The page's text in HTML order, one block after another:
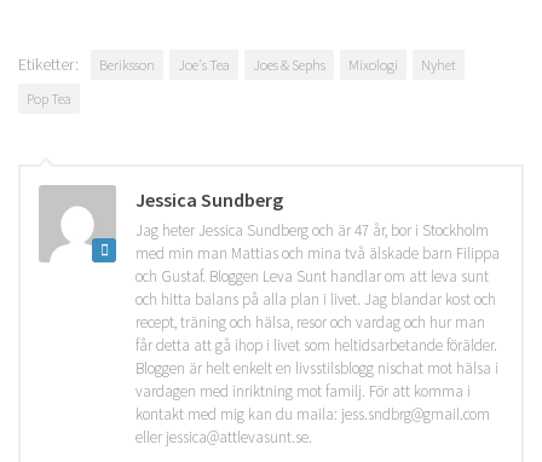
Etiketter: Beriksson Joe's Tea Joes & Sephs Mixologi
Nyhet
Pop Tea
Jessica Sundberg
Jag heter Jessica Sundberg och är 47 år, bor i Stockholm
med min man Mattias och mina två älskade barn Filippa
och Gustaf. Bloggen Leva Sunt handlar om att leva sunt
och hitta balans på alla plan i livet. Jag blandar kost och
recept, träning och hälsa, resor och vardag och hur man
får detta att gå ihop i livet som heltidsarbetande förälder.
Bloggen är helt enkelt en livsstilsblogg nischat mot hälsa i
vardagen med inriktning mot familj. För att komma i
kontakt med mig kan du maila: jess.sndbrg@gmail.com
eller jessica@attlevasunt.se.